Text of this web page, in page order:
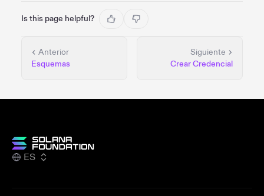
Is this page helpful?
Anterior
Esquemas
Siguiente
Crear Credencial
ES